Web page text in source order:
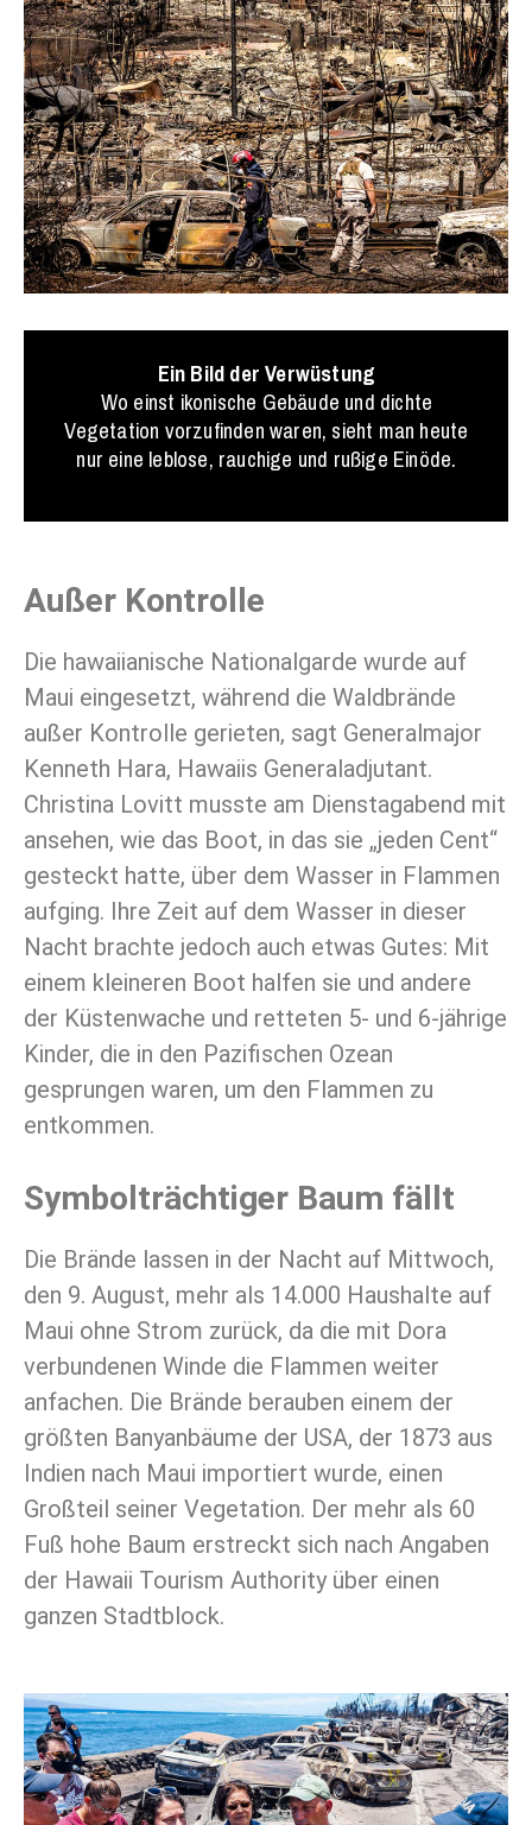
Ein Bild der Verwüstung
Wo einst ikonische Gebäude und dichte
Vegetation vorzufinden waren, sieht man heute
nur eine leblose, rauchige und rußige Einöde.
Außer Kontrolle
Die hawaiianische Nationalgarde wurde auf
Maui eingesetzt, während die Waldbrände
außer Kontrolle gerieten, sagt Generalmajor
Kenneth Hara, Hawaiis Generaladjutant.
Christina Lovitt musste am Dienstagabend mit
ansehen, wie das Boot, in das sie „jeden Cent“
gesteckt hatte, über dem Wasser in Flammen
aufging. Ihre Zeit auf dem Wasser in dieser
Nacht brachte jedoch auch etwas Gutes: Mit
einem kleineren Boot halfen sie und andere
der Küstenwache und retteten 5- und 6-jährige
Kinder, die in den Pazifischen Ozean
gesprungen waren, um den Flammen zu
entkommen.
Symbolträchtiger Baum fällt
Die Brände lassen in der Nacht auf Mittwoch,
den 9. August, mehr als 14.000 Haushalte auf
Maui ohne Strom zurück, da die mit Dora
verbundenen Winde die Flammen weiter
anfachen. Die Brände berauben einem der
größten Banyanbäume der USA, der 1873 aus
Indien nach Maui importiert wurde, einen
Großteil seiner Vegetation. Der mehr als 60
Fuß hohe Baum erstreckt sich nach Angaben
der Hawaii Tourism Authority über einen
ganzen Stadtblock.